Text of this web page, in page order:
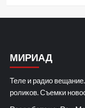
МИРИАД
Теле и радио
роликов. Съемки